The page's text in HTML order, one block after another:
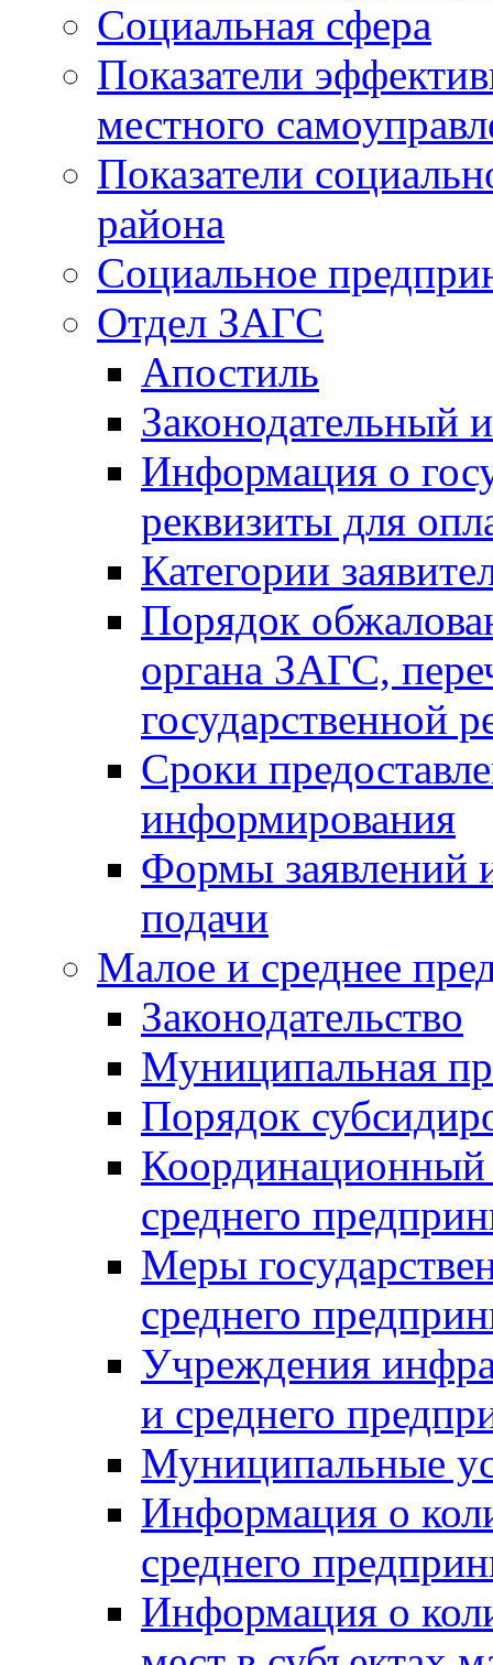
Социальная сфера
Показатели
местного
Показатели
района
Социальное
Отдел ЗАГС
Апостиль
Законодательный
Информация о
реквизиты для
Категории
Порядок
органа ЗАГС,
государственной
Сроки
информирования
Формы заявлений
подачи
Малое и среднее
Законодательство
Муниципальная
Порядок
Координационный
среднего
Меры
среднего
Учреждения
и среднего
Муниципальные
Информация о
среднего
Информация о